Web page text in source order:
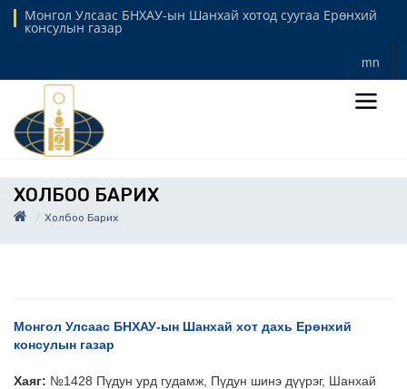
Монгол Улсаас БНХАУ-ын Шанхай хотод суугаа Ерөнхий
консулын газар
mn
ХОЛБОО БАРИХ
Холбоо Барих
Монгол Улсаас БНХАУ-ын Шанхай хот дахь Ерөнхий
консулын газар
Хаяг: №1428 Пүдун урд гудамж, Пүдун шинэ дүүрэг, Шанхай